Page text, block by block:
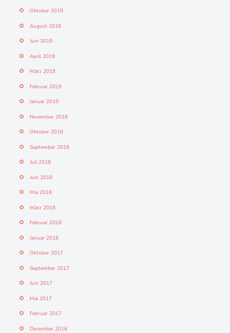
Oktober 2019
August 2019
Juni 2019
April 2019
März 2019
Februar 2019
Januar 2019
November 2018
Oktober 2018
September 2018
Juli 2018
Juni 2018
Mai 2018
März 2018
Februar 2018
Januar 2018
Oktober 2017
September 2017
Juni 2017
Mai 2017
Februar 2017
Dezember 2016